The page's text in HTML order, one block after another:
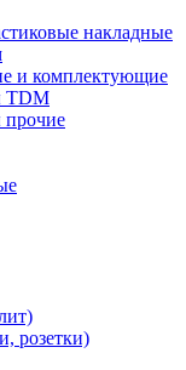
накладные
и комплектующие
TDM
розетки)